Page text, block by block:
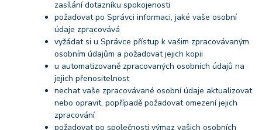
zasílání dotazníku spokojenosti
požadovat po Správci informaci, jaké vaše osobní
údaje zpracovává
vyžádat si u Správce přístup k vašim zpracovávaným
osobním údajům a požadovat jejich kopii
u automatizovaně zpracovaných osobních údajů na
jejich přenositelnost
nechat vaše zpracovávané osobní údaje aktualizovat
nebo opravit, popřípadě požadovat omezení jejich
zpracování
požadovat po společnosti výmaz vašich osobních